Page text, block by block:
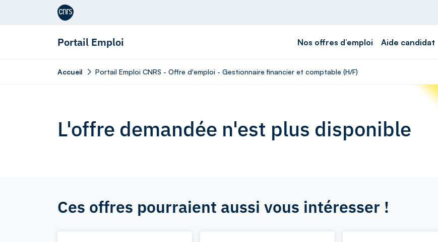
Aller au contenu
Portail Emploi Nos offres d’emploi Aide candidat
Accueil Portail Emploi CNRS - Offre d'emploi - Gestionnaire financier et comptable (H/F)
L'offre demandée n'est plus disponible
Ces offres pourraient aussi vous intéresser !